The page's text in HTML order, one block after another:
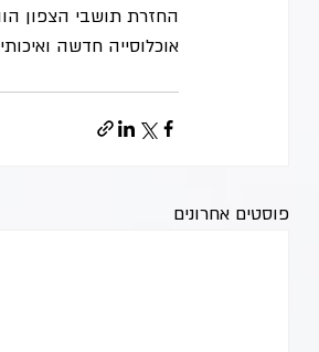
החזרת תושבי הצפון
אוכלוסייה חדשה
פוסטים אחרונים